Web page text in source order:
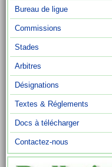
Bureau de ligue
Commissions
Stades
Arbitres
Désignations
Textes & Réglements
Docs à télécharger
Contactez-nous